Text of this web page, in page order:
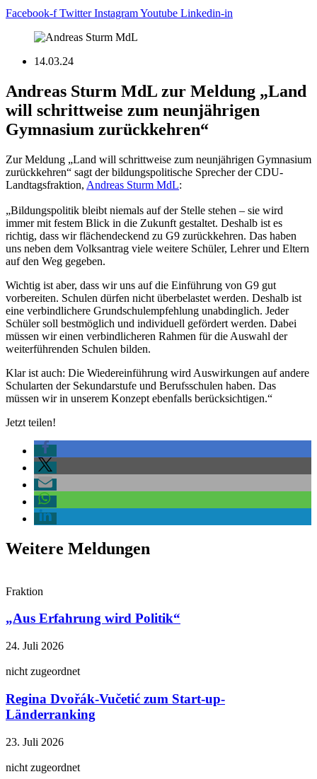
Facebook-f Twitter InstagramYoutube Linkedin-in
14.03.24
Andreas Sturm MdL zur Meldung „Land
will schrittweise zum neunjährigen
Gymnasium zurückkehren“
Zur Meldung „Land will schrittweise zum neunjährigen Gymnasium
zurückkehren“ sagt der bildungspolitische Sprecher der CDU-
Landtagsfraktion, Andreas Sturm MdL:
„Bildungspolitik bleibt niemals auf der Stelle stehen – sie wird
immer mit festem Blick in die Zukunft gestaltet. Deshalb ist es
richtig, dass wir flächendeckend zu G9 zurückkehren. Das haben
uns neben dem Volksantrag viele weitere Schüler, Lehrer und Eltern
auf den Weg gegeben.
Wichtig ist aber, dass wir uns auf die Einführung von G9 gut
vorbereiten. Schulen dürfen nicht überbelastet werden. Deshalb ist
eine verbindlichere Grundschulempfehlung unabdinglich. Jeder
Schüler soll bestmöglich und individuell gefördert werden. Dabei
müssen wir einen verbindlicheren Rahmen für die Auswahl der
weiterführenden Schulen bilden.
Klar ist auch: Die Wiedereinführung wird Auswirkungen auf andere
Schularten der Sekundarstufe und Berufsschulen haben. Das
müssen wir in unserem Konzept ebenfalls berücksichtigen.“
Jetzt teilen!
Weitere Meldungen
Fraktion
„Aus Erfahrung wird Politik“
24. Juli 2026
nicht zugeordnet
Regina Dvořák-Vučetić zum Start-up-
Länderranking
23. Juli 2026
nicht zugeordnet